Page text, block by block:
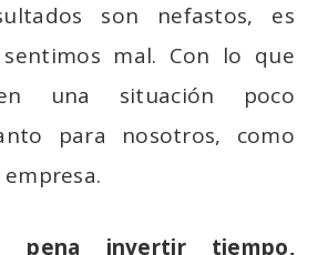
son nefastos, es
mal. Con lo que
una situación poco
para nosotros, como
pena invertir tiempo,